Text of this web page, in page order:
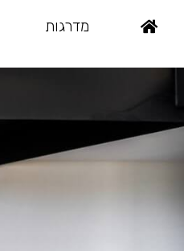
Skip
content
מדרגות